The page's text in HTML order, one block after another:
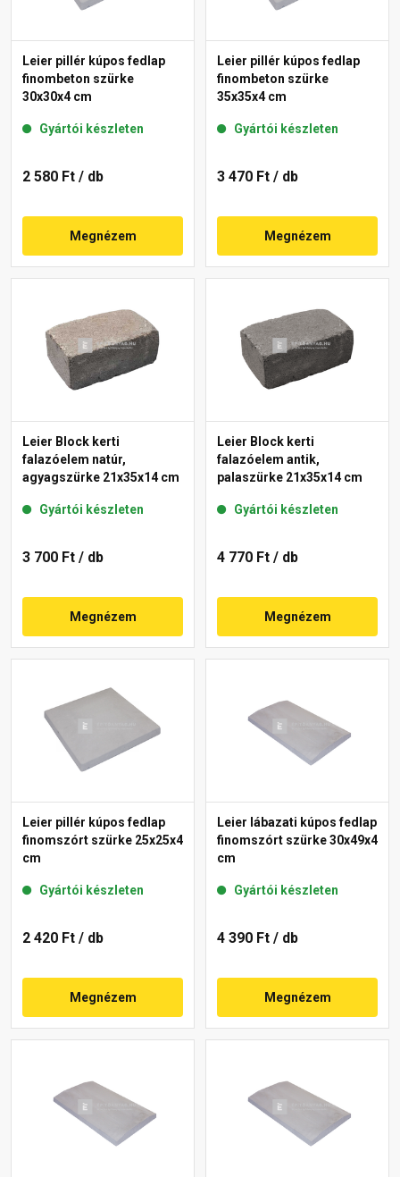
Leier pillér kúpos fedlap
finombeton szürke
30x30x4 cm
Gyártói készleten
2 580 Ft / db
Megnézem
Leier pillér kúpos fedlap
finombeton szürke
35x35x4 cm
Gyártói készleten
3 470 Ft / db
Megnézem
Leier Block kerti
falazóelem natúr,
agyagszürke 21x35x14 cm
Gyártói készleten
3 700 Ft / db
Megnézem
Leier Block kerti
falazóelem antik,
palaszürke 21x35x14 cm
Gyártói készleten
4 770 Ft / db
Megnézem
Leier pillér kúpos fedlap
finomszórt szürke 25x25x4
cm
Gyártói készleten
2 420 Ft / db
Megnézem
Leier lábazati kúpos fedlap
finomszórt szürke 30x49x4
cm
Gyártói készleten
4 390 Ft / db
Megnézem